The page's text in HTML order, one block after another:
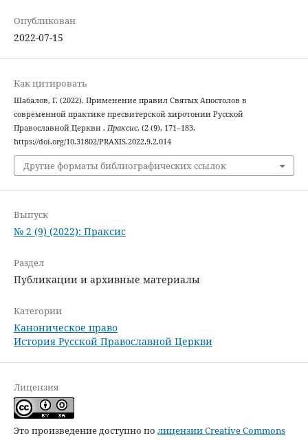
Опубликован
2022-07-15
Как цитировать
Шабалов, Г. (2022). Применение правил Святых Апостолов в
современной практике пресвитерской хиротонии Русской
Православной Церкви . Праксис, (2 (9), 171–183.
https://doi.org/10.31802/PRAXIS.2022.9.2.014
Другие форматы библиографических ссылок
Выпуск
№ 2 (9) (2022): Праксис
Раздел
Публикации и архивные материалы
Категории
Каноническое право
История Русской Православной Церкви
Лицензия
Это произведение доступно по лицензии Creative Commons